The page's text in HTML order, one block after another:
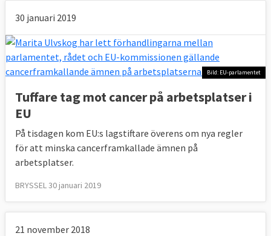
30 januari 2019
Bild: EU-parlamentet
Tuffare tag mot cancer på arbetsplatser i
EU
På tisdagen kom EU:s lagstiftare överens om nya regler
för att minska cancerframkallade ämnen på
arbetsplatser.
BRYSSEL 30 januari 2019
21 november 2018